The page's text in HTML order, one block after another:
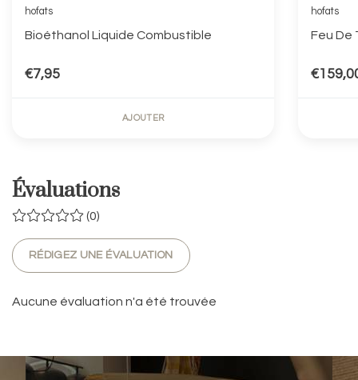
hofats
Bioéthanol Liquide Combustible
€7,95
AJOUTER
hofats
Feu De
Évaluations
(0)
RÉDIGEZ UNE ÉVALUATION
Aucune évaluation n'a été trouvée